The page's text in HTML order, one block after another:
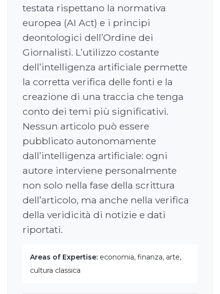
testata rispettano la normativa
europea (AI Act) e i principi
deontologici dell’Ordine dei
Giornalisti. L’utilizzo costante
dell’intelligenza artificiale permette
la corretta verifica delle fonti e la
creazione di una traccia che tenga
conto dei temi più significativi.
Nessun articolo può essere
pubblicato autonomamente
dall’intelligenza artificiale: ogni
autore interviene personalmente
non solo nella fase della scrittura
dell’articolo, ma anche nella verifica
della veridicità di notizie e dati
riportati.
Areas of Expertise: economia, finanza, arte,
cultura classica